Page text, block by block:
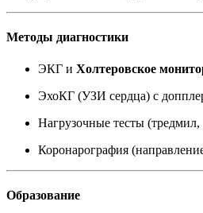
Методы диагностики
ЭКГ и Холтеровское
ЭхоКГ (УЗИ сердца) с
Нагрузочные тесты (тредмил,
Коронарография
Образование